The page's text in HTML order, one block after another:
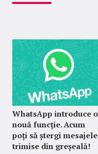
WhatsApp introduce o
nouă funcție. Acum
poți să ștergi mesajele
trimise din greșeală!